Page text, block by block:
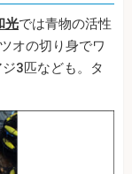
光では青物の活性
オの切り身でワ
3匹なども。タ